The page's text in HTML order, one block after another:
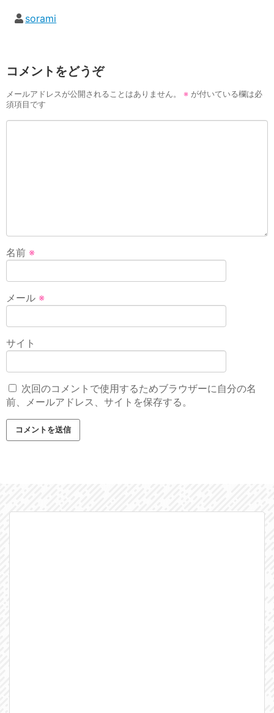
sorami
コメントをどうぞ
メールアドレスが公開されることはありません。 ※ が付いている欄は必
須項目です
名前 ※
メール ※
サイト
次回のコメントで使用するためブラウザーに自分の名
前、メールアドレス、サイトを保存する。